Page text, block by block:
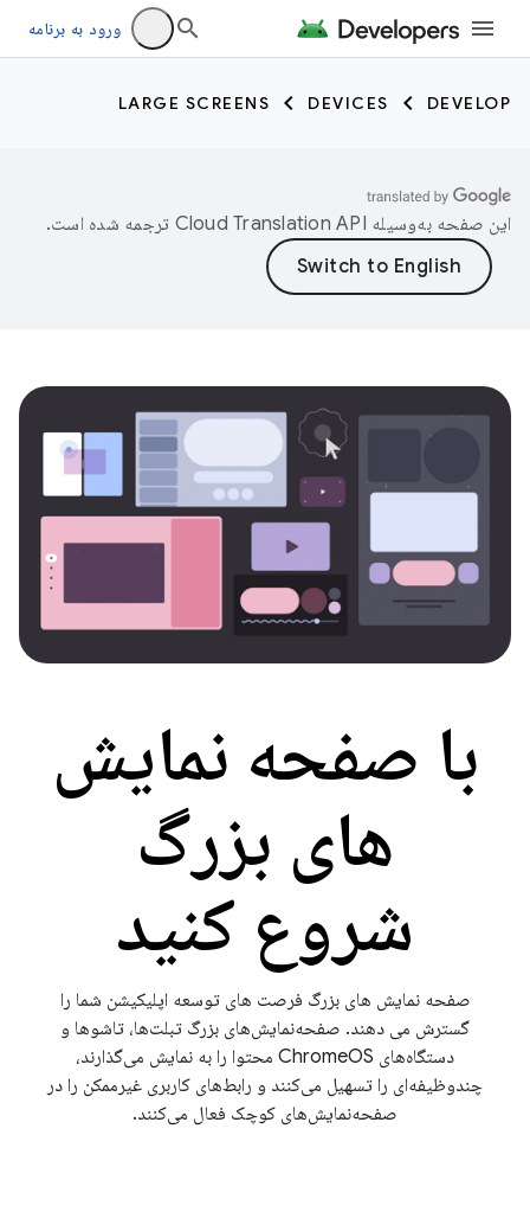
ورود به برنامه
DEVELOP
DEVICES
LARGE SCREENS
این صفحه به‌وسیله ترجمه شده است.
با صفحه نمایش
های بزرگ
شروع کنید
صفحه نمایش های بزرگ فرصت های توسعه اپلیکیشن شما را
گسترش می دهند. صفحه‌نمایش‌های بزرگ تبلت‌ها، تاشوها و
دستگاه‌های ChromeOS محتوا را به نمایش می‌گذارند،
چندوظیفه‌ای را تسهیل می‌کنند و رابط‌های کاربری غیرممکن را در
صفحه‌نمایش‌های کوچک فعال می‌کنند.